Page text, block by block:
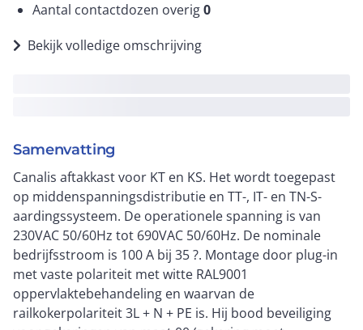
Aantal contactdozen overig0
Bekijk volledige omschrijving
Samenvatting
Canalis aftakkast voor KT en KS. Het wordt toegepast
op middenspanningsdistributie en TT-, IT- en TN-S-
aardingssysteem. De operationele spanning is van
230VAC 50/60Hz tot 690VAC 50/60Hz. De nominale
bedrijfsstroom is 100 A bij 35 ?. Montage door plug-in
met vaste polariteit met witte RAL9001
oppervlaktebehandeling en waarvan de
railkokerpolariteit 3L + N + PE is. Hij bood beveiliging